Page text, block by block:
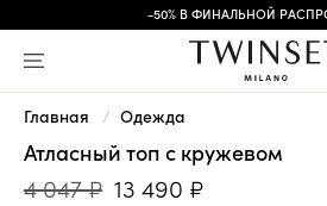
-50% В ФИНАЛЬНОЙ
Главная Одежда
Атласный топ с кружевом
4 047 ₽ 13 490 ₽